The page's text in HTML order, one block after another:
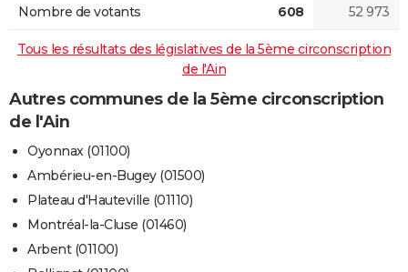
Nombre de votants 608 52 973
Tous les résultats des législatives de la 5ème circonscription
de l'Ain
Autres communes de la 5ème circonscription
de l'Ain
Oyonnax (01100)
Ambérieu-en-Bugey (01500)
Plateau d'Hauteville (01110)
Montréal-la-Cluse (01460)
Arbent (01100)